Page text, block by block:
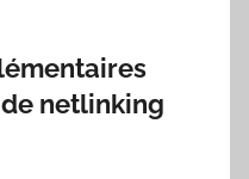
netlinking